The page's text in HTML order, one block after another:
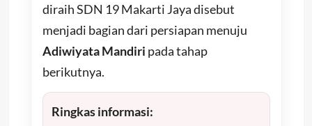
diraih SDN 19 Makarti Jaya disebut
menjadi bagian dari persiapan menuju
Adiwiyata Mandiri pada tahap
berikutnya.
Ringkas informasi: